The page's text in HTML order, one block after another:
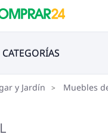
CATEGORÍAS
y Jardín Muebles